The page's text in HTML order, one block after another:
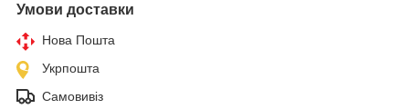
Умови доставки
Нова Пошта
Укрпошта
Самовивіз